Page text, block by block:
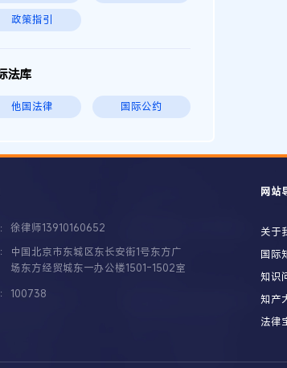
政策指引
法库
他国法律 国际公约
徐律师13910160652
中国北京市东城区东长安街1号东方广
场东方经贸城东一办公楼1501-1502室
100738
网站
关于
国际
知识
知产
法律